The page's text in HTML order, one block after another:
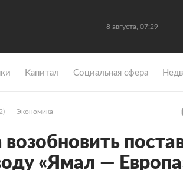
8 августа, 07:29
Капитал Социальная сфера
Экономика
возобновить
«Ямал —